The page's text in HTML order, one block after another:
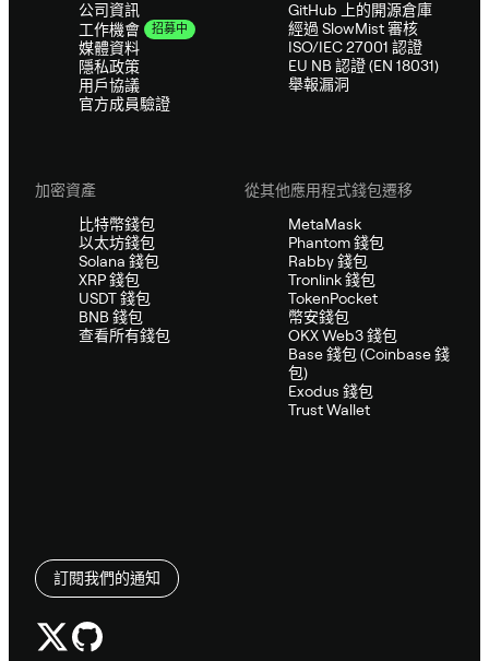
公司資訊
工作機會
招募中
媒體資料
隱私政策
用戶協議
官方成員驗證
GitHub 上的開源倉庫
經過 SlowMist 審核
ISO/IEC 27001 認證
EU NB 認證 (EN 18031)
舉報漏洞
加密資產
比特幣錢包
以太坊錢包
Solana 錢包
XRP 錢包
USDT 錢包
BNB 錢包
查看所有錢包
從其他應用程式錢包遷移
MetaMask
Phantom 錢包
Rabby 錢包
Tronlink 錢包
TokenPocket
幣安錢包
OKX Web3 錢包
Base 錢包 (Coinbase 錢
包)
Exodus 錢包
Trust Wallet
訂閱我們的通知